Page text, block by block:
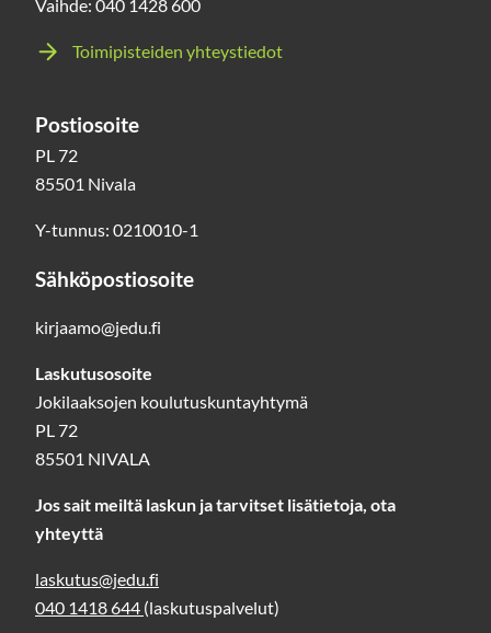
Vaihde: 040 1428 600
Toimipisteiden yhteystiedot
Postiosoite
PL 72
85501 Nivala
Y-tunnus: 0210010-1
Sähköpostiosoite
kirjaamo@jedu.fi
Laskutusosoite
Jokilaaksojen koulutuskuntayhtymä
PL 72
85501 NIVALA
Jos sait meiltä laskun ja tarvitset lisätietoja, ota
yhteyttä
laskutus@jedu.fi
040 1418 644 (laskutuspalvelut)